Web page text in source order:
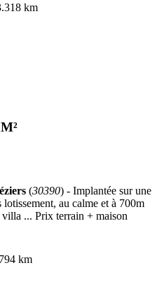
km
(30390) - Implantée sur une
au calme et à 700m
villa ... Prix terrain + maison
km